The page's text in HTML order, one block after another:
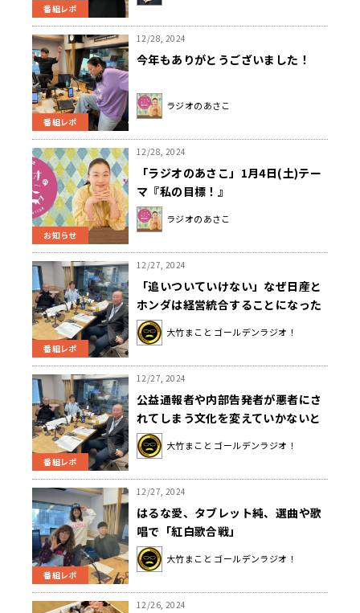
番組レポ
番組レポ
12/28, 2024
今年もありがとうございました！
ラジオのあさこ
お知らせ
12/28, 2024
「ラジオのあさこ」1月4日(土)テー
マ『私の目標！』
ラジオのあさこ
番組レポ
12/27, 2024
「追いついていけない」なぜ日産と
ホンダは経営統合することになった
のか？
大竹まこと ゴールデンラジオ！
番組レポ
12/27, 2024
公益通報者や内部告発者が悪者にさ
れてしまう文化を変えていかないと
マズイ？「公益通報できないと人事
権を握られた人が何か不正を告発す
大竹まこと ゴールデンラジオ！
番組レポ
12/27, 2024
はるな愛、タブレット純、選曲や歌
唱で「紅白歌合戦」
大竹まこと ゴールデンラジオ！
12/26, 2024